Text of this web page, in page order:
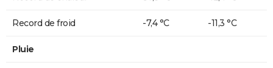
Record de froid -7,4 °C -11,3 °C
Pluie